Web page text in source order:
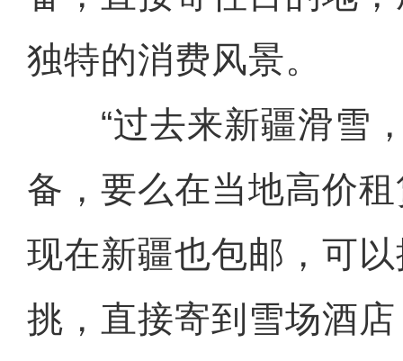
独特的消费风景。
“过去来新疆滑雪，
备，要么在当地高价
现在新疆也包邮，可
挑，直接寄到雪场酒